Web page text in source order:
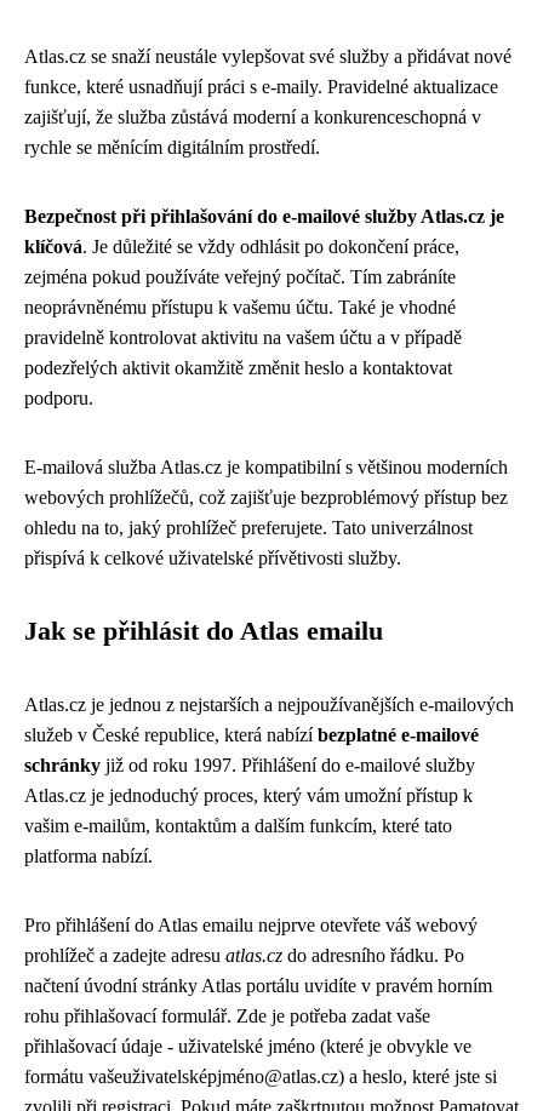
Atlas.cz se snaží neustále vylepšovat své služby a přidávat nové
funkce, které usnadňují práci s e-maily. Pravidelné aktualizace
zajišťují, že služba zůstává moderní a konkurenceschopná v
rychle se měnícím digitálním prostředí.
Bezpečnost při přihlašování do e-mailové služby Atlas.cz je
klíčová. Je důležité se vždy odhlásit po dokončení práce,
zejména pokud používáte veřejný počítač. Tím zabráníte
neoprávněnému přístupu k vašemu účtu. Také je vhodné
pravidelně kontrolovat aktivitu na vašem účtu a v případě
podezřelých aktivit okamžitě změnit heslo a kontaktovat
podporu.
E-mailová služba Atlas.cz je kompatibilní s většinou moderních
webových prohlížečů, což zajišťuje bezproblémový přístup bez
ohledu na to, jaký prohlížeč preferujete. Tato univerzálnost
přispívá k celkové uživatelské přívětivosti služby.
Jak se přihlásit do Atlas emailu
Atlas.cz je jednou z nejstarších a nejpoužívanějších e-mailových
služeb v České republice, která nabízíbezplatné e-mailové
schránky již od roku 1997. Přihlášení do e-mailové služby
Atlas.cz je jednoduchý proces, který vám umožní přístup k
vašim e-mailům, kontaktům a dalším funkcím, které tato
platforma nabízí.
Pro přihlášení do Atlas emailu nejprve otevřete váš webový
prohlížeč a zadejte adresu atlas.cz do adresního řádku. Po
načtení úvodní stránky Atlas portálu uvidíte v pravém horním
rohu přihlašovací formulář. Zde je potřeba zadat vaše
přihlašovací údaje - uživatelské jméno (které je obvykle ve
formátu vašeuživatelsképjméno@atlas.cz) a heslo, které jste si
zvolili při registraci. Pokud máte zaškrtnutou možnost Pamatovat